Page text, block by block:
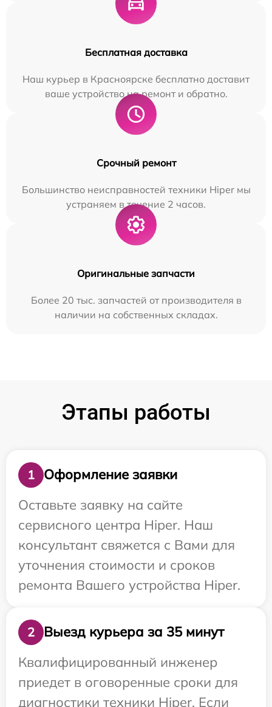
Бесплатная доставка
Наш курьер в Красноярске бесплатно доставит
ваше устройство на ремонт и обратно.
Срочный ремонт
Большинство неисправностей техники Hiper мы
устраняем в течение 2 часов.
Оригинальные запчасти
Более 20 тыс. запчастей от производителя в
наличии на собственных складах.
Этапы работы
1
Оформление заявки
Оставьте заявку на сайте
сервисного центра Hiper. Наш
консультант свяжется с Вами для
уточнения стоимости и сроков
ремонта Вашего устройства Hiper.
2
Выезд курьера за 35 минут
Квалифицированный инженер
приедет в оговоренные сроки для
диагностики техники Hiper. Если